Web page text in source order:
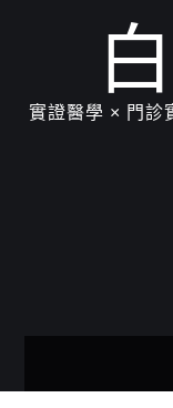
實證醫學 × 門診